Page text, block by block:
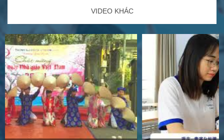
VIDEO KHÁC